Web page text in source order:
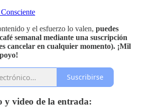
y el esfuerzo lo valen, puedes
semanal mediante una suscripción
cancelar en cualquier momento). ¡Mil
Suscribirse
y video de la entrada: